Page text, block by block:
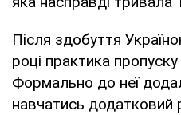
Після здобуття
році практика
Формально до неї
навчатись додатковий